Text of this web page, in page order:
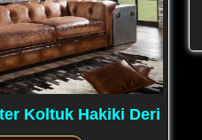
Koltuk Hakiki Deri